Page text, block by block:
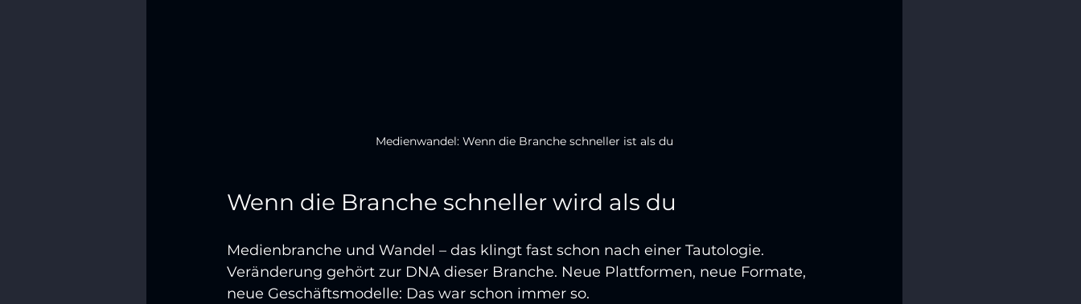
Medienwandel: Wenn die Branche schneller ist als du
Wenn die Branche schneller wird als du
Medienbranche und Wandel – das klingt fast schon nach einer Tautologie.
Veränderung gehört zur DNA dieser Branche. Neue Plattformen, neue Formate,
neue Geschäftsmodelle: Das war schon immer so.